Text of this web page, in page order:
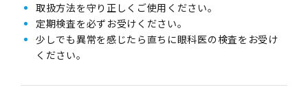
取扱方法を守り正しくご使用ください。
定期検査を必ずお受けください。
少しでも異常を感じたら直ちに眼科医の検査をお受け
ください。